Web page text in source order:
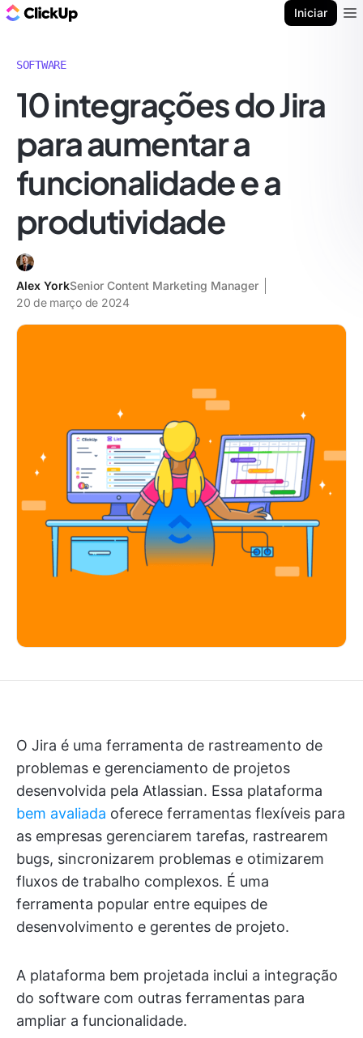
Iniciar
SOFTWARE
10 integrações do Jira
para aumentar a
funcionalidade e a
produtividade
Alex YorkSenior Content Marketing Manager
20 de março de 2024
O Jira é uma ferramenta de rastreamento de
problemas e gerenciamento de projetos
desenvolvida pela Atlassian. Essa plataforma
bem avaliada oferece ferramentas flexíveis para
as empresas gerenciarem tarefas, rastrearem
bugs, sincronizarem problemas e otimizarem
fluxos de trabalho complexos. É uma
ferramenta popular entre equipes de
desenvolvimento e gerentes de projeto.
A plataforma bem projetada inclui a integração
do software com outras ferramentas para
ampliar a funcionalidade.